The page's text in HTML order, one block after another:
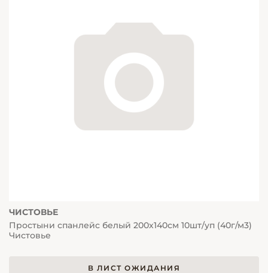
ЧИСТОВЬЕ
Простыни спанлейс белый 200х140см 10шт/уп (40г/м3)
Чистовье
В ЛИСТ ОЖИДАНИЯ